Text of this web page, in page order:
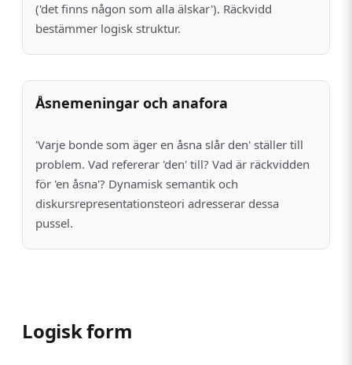
('det finns någon som alla älskar'). Räckvidd
bestämmer logisk struktur.
Åsnemeningar och anafora
'Varje bonde som äger en åsna slår den' ställer till
problem. Vad refererar 'den' till? Vad är räckvidden
för 'en åsna'? Dynamisk semantik och
diskursrepresentationsteori adresserar dessa
pussel.
Logisk form